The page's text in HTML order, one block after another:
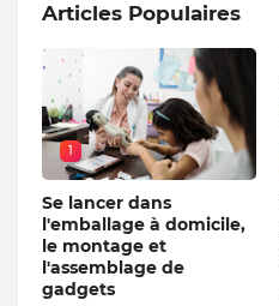
Articles Populaires
1
Se lancer dans
l'emballage à domicile,
le montage et
l'assemblage de
gadgets